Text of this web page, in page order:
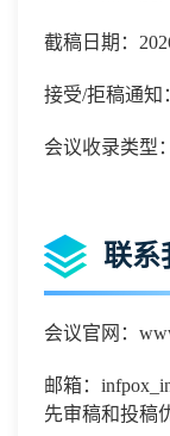
截稿日期：
接受/拒稿通知
会议收录类型
联系
会议官网：
邮箱：
先审稿和投稿